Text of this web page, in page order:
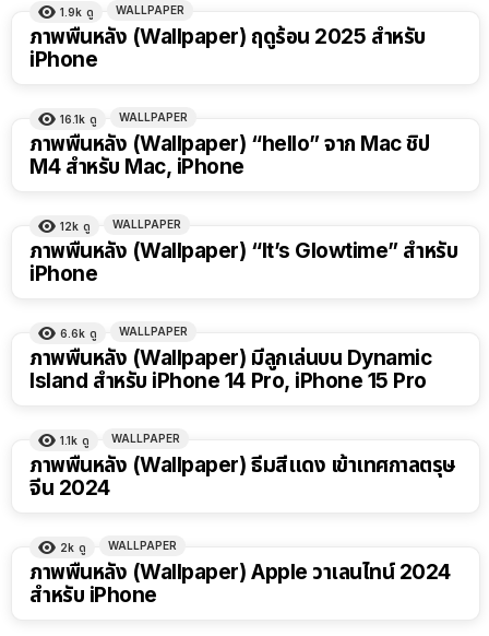
1.9k ดู WALLPAPER
ภาพพื้นหลัง (Wallpaper) ฤดูร้อน 2025 สำหรับ
iPhone
16.1k ดู WALLPAPER
ภาพพื้นหลัง (Wallpaper) “hello” จาก Mac ชิป
M4 สำหรับ Mac, iPhone
12k ดู WALLPAPER
ภาพพื้นหลัง (Wallpaper) “It’s Glowtime” สำหรับ
iPhone
6.6k ดู WALLPAPER
ภาพพื้นหลัง (Wallpaper) มีลูกเล่นบน Dynamic
Island สำหรับ iPhone 14 Pro, iPhone 15 Pro
1.1k ดู WALLPAPER
ภาพพื้นหลัง (Wallpaper) ธีมสีแดง เข้าเทศกาลตรุษ
จีน 2024
2k ดู WALLPAPER
ภาพพื้นหลัง (Wallpaper) Apple วาเลนไทน์ 2024
สำหรับ iPhone